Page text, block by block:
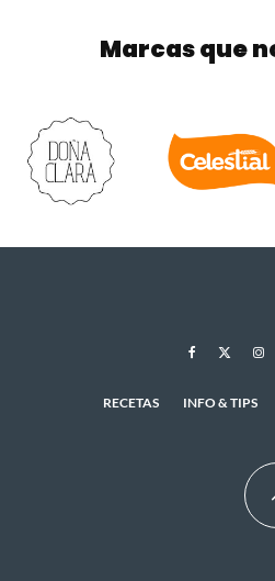
Marcas que
RECETAS INFO & TIPS